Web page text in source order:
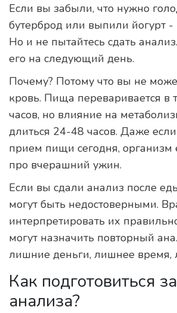
Если вы забыли, что нужно
бутерброд или выпили йогурт -
Но и не пытайтесь сдать
его на следующий день.
Почему? Потому что вы не
кровь. Пища переваривается в
часов, но влияние на
длиться 24-48 часов. Даже
прием пищи сегодня, организм
про вчерашний ужин.
Если вы сдали анализ после
могут быть недостоверными.
интерпретировать их
могут назначить повторный
лишние деньги, лишнее время,
Как подготовиться
анализа?